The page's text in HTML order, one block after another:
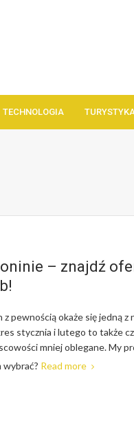
TECHNOLOGIA
– znajdź
pewnością okaże się jedną
stycznia i lutego to także
mniej oblegane. My
wybrać? Read more